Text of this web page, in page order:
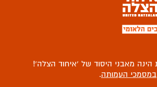
הינה מאבני היסוד של ‘איחוד הצלה’!
במסמכי העמותה.